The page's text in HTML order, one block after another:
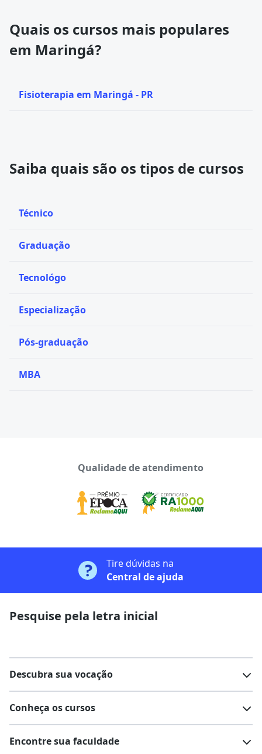
Quais os cursos mais populares
em Maringá?
Fisioterapia em Maringá - PR
Saiba quais são os tipos de cursos
Técnico
Graduação
Tecnológo
Especialização
Pós-graduação
MBA
Qualidade de atendimento
Tire dúvidas na
Central de ajuda
Pesquise pela letra inicial
Descubra sua vocação
Conheça os cursos
Encontre sua faculdade